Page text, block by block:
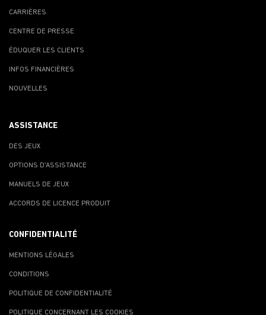
CARRIÈRES
CENTRE DE PRESSE
ÉDUQUER LES CLIENTS
INFOS FINANCIÈRES
NOUVELLES
ASSISTANCE
DES JEUX
OPTIONS D'ASSISTANCE
MANUELS DE JEUX
ACCORDS DE LICENCE PRODUIT
CONFIDENTIALITÉ
MENTIONS LÉGALES
CONDITIONS
POLITIQUE DE CONFIDENTIALITÉ
POLITIQUE CONCERNANT LES COOKIES